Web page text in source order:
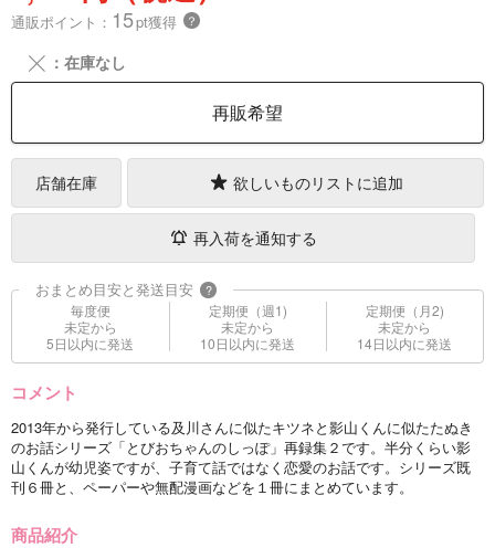
通販ポイント： 15pt獲得 ？
╳ ：在庫なし
再販希望
店舗在庫 欲しいものリストに追加
再入荷を通知する
おまとめ目安と発送目安 ?
毎度便
未定から
5日以内に発送
定期便（週1)
未定から
10日以内に発送
定期便（月2)
未定から
14日以内に発送
コメント
2013年から発行している及川さんに似たキツネと影山くんに似たたぬき
のお話シリーズ「とびおちゃんのしっぽ」再録集２です。半分くらい影
山くんが幼児姿ですが、子育て話ではなく恋愛のお話です。シリーズ既
刊６冊と、ペーパーや無配漫画などを１冊にまとめています。
商品紹介